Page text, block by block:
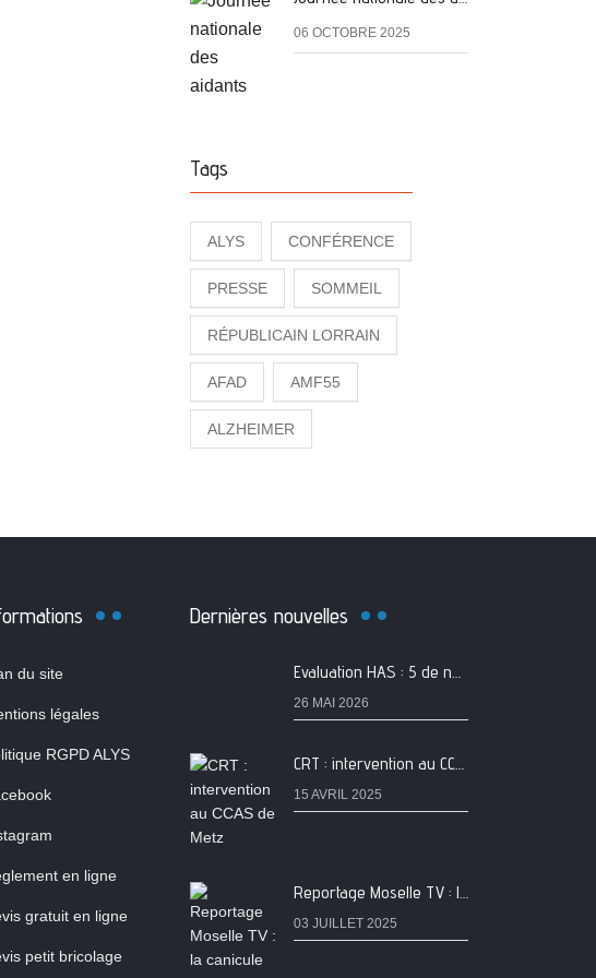
06 OCTOBRE 2025
Tags
ALYS CONFÉRENCE
PRESSE SOMMEIL
RÉPUBLICAIN LORRAIN
AFAD AMF55
ALZHEIMER
du site
légales
RGPD ALYS
en ligne
gratuit en ligne
petit bricolage
Dernières nouvelles
Evaluation HAS : 5 de nos services classés A
26 MAI 2026
CRT : intervention au CCAS de Metz
15 AVRIL 2025
Reportage Moselle TV : la canicule chez les séniors
03 JUILLET 2025